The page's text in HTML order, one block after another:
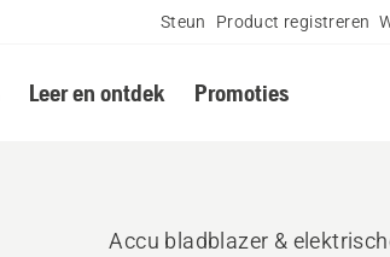
Steun Product registreren
Leer en ontdek Promoties
Accu bladblazer &